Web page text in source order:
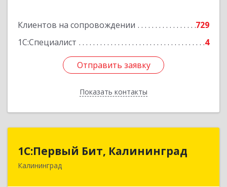
Клиентов на сопровождении
729
1С:Специалист
4
Отправить заявку
Показать контакты
Отправить заявку
Назад
1С:Первый Бит, Калининград
Калининград
1С:Первый Бит, Калининград
236006, Калининградская обл, Калининград г,